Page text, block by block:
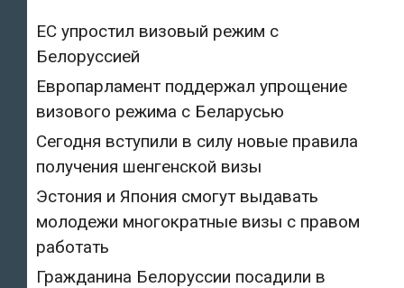
ЕС упростил визовый режим с
Белоруссией
Европарламент поддержал упрощение
визового режима с Беларусью
Сегодня вступили в силу новые правила
получения шенгенской визы
Эстония и Япония смогут выдавать
молодежи многократные визы с правом
работать
Гражданина Белоруссии посадили в